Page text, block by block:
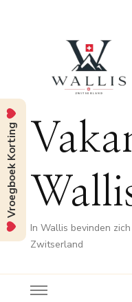
In Wallis bevinden
Zwitserland
Vroegboek Korting